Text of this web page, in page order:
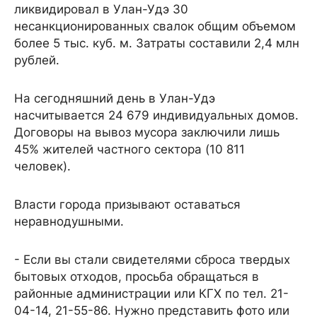
ликвидировал в Улан-Удэ 30
несанкционированных свалок общим объемом
более 5 тыс. куб. м. Затраты составили 2,4 млн
рублей.
На сегодняшний день в Улан-Удэ
насчитывается 24 679 индивидуальных домов.
Договоры на вывоз мусора заключили лишь
45% жителей частного сектора (10 811
человек).
Власти города призывают оставаться
неравнодушными.
- Если вы стали свидетелями сброса твердых
бытовых отходов, просьба обращаться в
районные администрации или КГХ по тел. 21-
04-14, 21-55-86. Нужно представить фото или